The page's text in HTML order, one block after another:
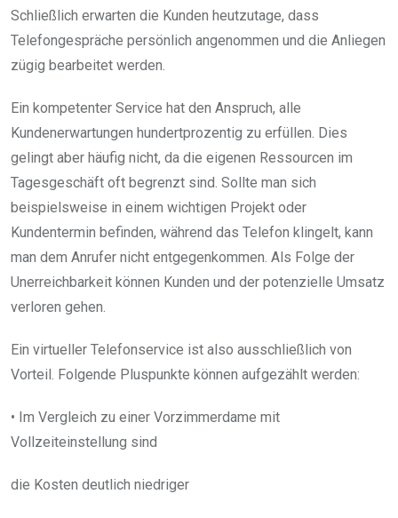
Schließlich erwarten die Kunden heutzutage, dass
Telefongespräche persönlich angenommen und die Anliegen
zügig bearbeitet werden.
Ein kompetenter Service hat den Anspruch, alle
Kundenerwartungen hundertprozentig zu erfüllen. Dies
gelingt aber häufig nicht, da die eigenen Ressourcen im
Tagesgeschäft oft begrenzt sind. Sollte man sich
beispielsweise in einem wichtigen Projekt oder
Kundentermin befinden, während das Telefon klingelt, kann
man dem Anrufer nicht entgegenkommen. Als Folge der
Unerreichbarkeit können Kunden und der potenzielle Umsatz
verloren gehen.
Ein virtueller Telefonservice ist also ausschließlich von
Vorteil. Folgende Pluspunkte können aufgezählt werden:
• Im Vergleich zu einer Vorzimmerdame mit
Vollzeiteinstellung sind
die Kosten deutlich niedriger